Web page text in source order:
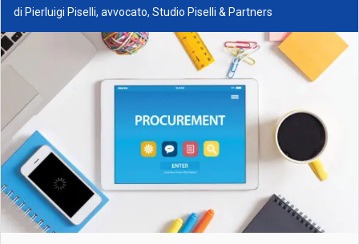
di Pierluigi Piselli, avvocato, Studio Piselli & Partners